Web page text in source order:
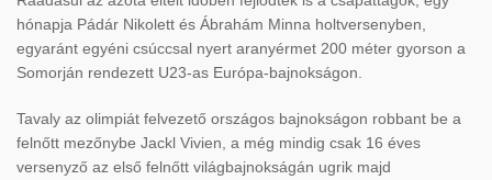
hónapja Pádár Nikolett és Ábrahám Minna holtversenyben,
egyaránt egyéni csúccsal nyert aranyérmet 200 méter gyorson a
Somorján rendezett U23-as Európa-bajnokságon.
Tavaly az olimpiát felvezető országos bajnokságon robbant be a
felnőtt mezőnybe Jackl Vivien, a még mindig csak 16 éves
versenyző az első felnőtt világbajnokságán ugrik majd